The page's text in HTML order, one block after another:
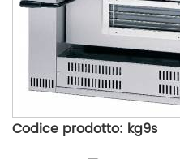
Codice prodotto: kg9s